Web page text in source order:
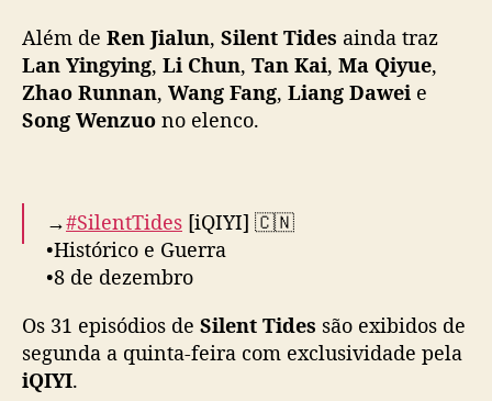
t
e
a
n
o
v
Além de Ren Jialun, Silent Tides ainda traz
Lan Yingying, Li Chun, Tan Kai, Ma Qiyue,
Zhao Runnan, Wang Fang, Liang Dawei e
Song Wenzuo no elenco.
→#SilentTides [iQIYI] 🇨🇳
•Histórico e Guerra
•8 de dezembro
A trama segue a resistência chinesa contra o
Japão durante o isolamento de Macau na 2ª
Os 31 episódios de Silent Tides são exibidos de
segunda a quinta-feira com exclusividade pela
iQIYI.